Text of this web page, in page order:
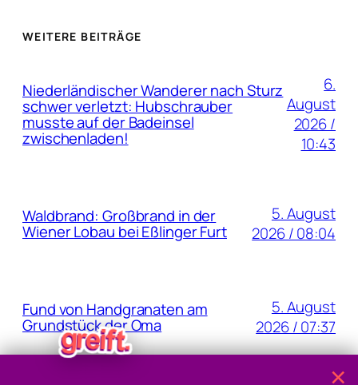
WEITERE BEITRÄGE
Niederländischer Wanderer nach Sturz
schwer verletzt: Hubschrauber
musste auf der Badeinsel
zwischenladen!
6.
August
2026 /
10:43
Waldbrand: Großbrand in der
Wiener Lobau bei Eßlinger Furt
5. August
2026 / 08:04
Fund von Handgranaten am
Grundstück der Oma
5. August
2026 / 07:37
×